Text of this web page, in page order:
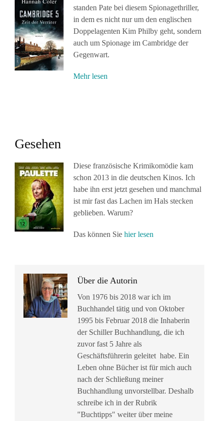
standen Pate bei diesem Spionagethriller,
in dem es nicht nur um den englischen
Doppelagenten Kim Philby geht, sondern
auch um Spionage im Cambridge der
Gegenwart.
Mehr lesen
Gesehen
Diese französische Krimikomödie kam
schon 2013 in die deutschen Kinos. Ich
habe ihn erst jetzt gesehen und manchmal
ist mir fast das Lachen im Hals stecken
geblieben. Warum?
Das können Sie hier lesen
Über die Autorin
Von 1976 bis 2018 war ich im
Buchhandel tätig und von Oktober
1995 bis Februar 2018 die Inhaberin
der Schiller Buchhandlung, die ich
zuvor fast 5 Jahre als
Geschäftsführerin geleitet habe. Ein
Leben ohne Bücher ist für mich auch
nach der Schließung meiner
Buchhandlung unvorstellbar. Deshalb
schreibe ich in der Rubrik
"Buchtipps" weiter über meine